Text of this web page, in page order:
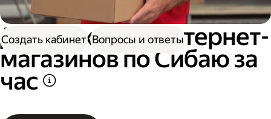
Доставка для интернет-
магазинов по Сибаю за
час
Создать кабинет Вопросы и ответы